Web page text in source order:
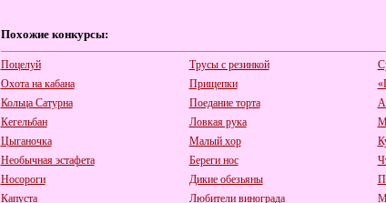
Похожие конкурсы:
Поцелуй Трусы с резинкой
Охота на кабана
Прищепки
Кольца Сатурна
Поедание торта
Кегельбан
Ловкая рука
Цыганочка
Малый хор
Необычная эстафета
Береги нос
Носороги
Дикие обезьяны
Капуста
Любители винограда